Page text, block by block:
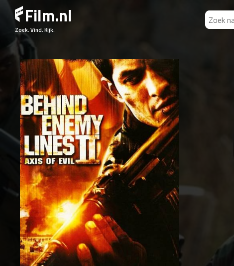
Film.nl
Zoek. Vind. Kijk.